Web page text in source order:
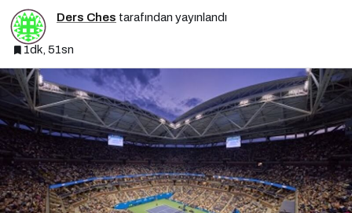
Ders Ches tarafından yayınlandı
1dk, 51sn